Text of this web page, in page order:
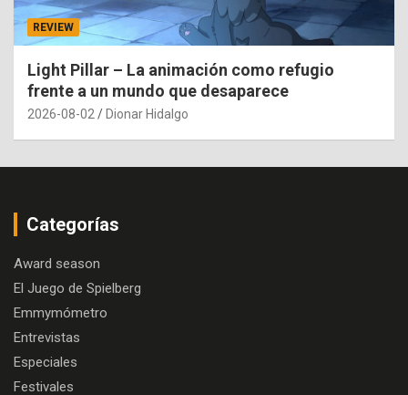
REVIEW
Light Pillar – La animación como refugio
frente a un mundo que desaparece
2026-08-02 Dionar Hidalgo
Categorías
Award season
El Juego de Spielberg
Emmymómetro
Entrevistas
Especiales
Festivales